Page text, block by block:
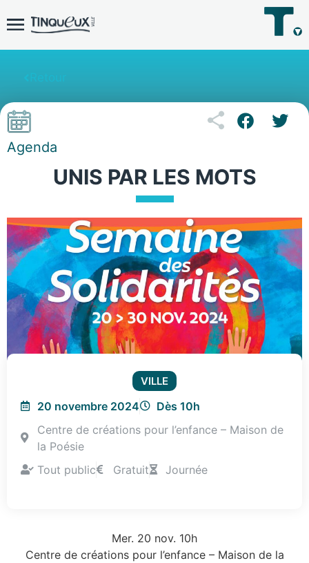
Agenda
UNIS PAR LES MOTS
VILLE
20 novembre 2024
Dès 10h
Centre de créations pour l’enfance – Maison de
la Poésie
Tout public
Gratuit Journée
Mer. 20 nov. 10h
Centre de créations pour l’enfance – Maison de la